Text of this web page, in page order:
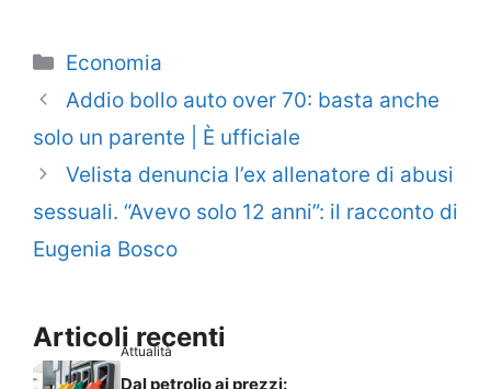
Categorie
Economia
Addio bollo auto over 70: basta anche
solo un parente | È ufficiale
Velista denuncia l’ex allenatore di abusi
sessuali. “Avevo solo 12 anni”: il racconto di
Eugenia Bosco
Articoli recenti
Attualità
Dal petrolio ai prezzi: